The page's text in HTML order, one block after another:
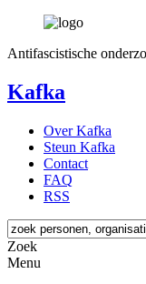
Antifascistische
Kafka
Over Kafka
Steun Kafka
Contact
FAQ
RSS
Zoek
Menu